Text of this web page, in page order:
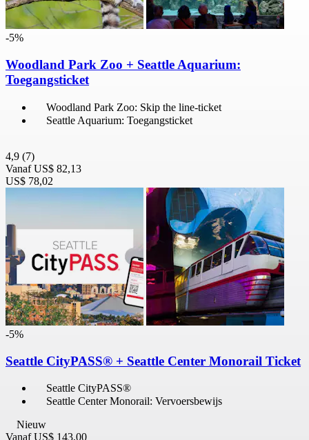
-5%
Woodland Park Zoo + Seattle Aquarium:
Toegangsticket
Woodland Park Zoo: Skip the line-ticket
Seattle Aquarium: Toegangsticket
4,9 (7)
Vanaf US$ 82,13
US$ 78,02
-5%
Seattle CityPASS® + Seattle Center Monorail Ticket
Seattle CityPASS®
Seattle Center Monorail: Vervoersbewijs
Nieuw
Vanaf US$ 143,00